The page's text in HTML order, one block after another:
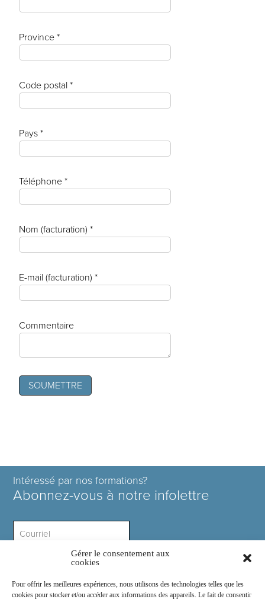
Gérer le consentement aux
cookies
Pour offrir les meilleures expériences, nous utilisons des technologies telles que les
cookies pour stocker et/ou accéder aux informations des appareils. Le fait de consentir
Province *
Code postal *
Pays *
Téléphone *
Nom (facturation) *
E-mail (facturation) *
Commentaire
Intéressé par nos formations?
Abonnez-vous à notre infolettre